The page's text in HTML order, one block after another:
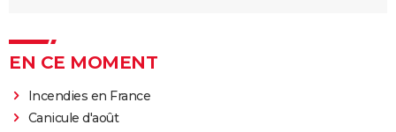
EN CE MOMENT
Incendies en France
Canicule d'août